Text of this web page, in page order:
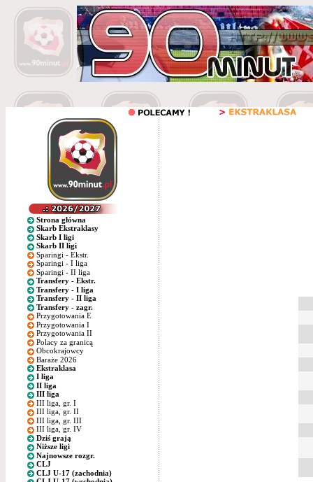
Strona główna
Skarb Ekstraklasy
Skarb I ligi
Skarb II ligi
Sparingi - Ekstr.
Sparingi - I liga
Sparingi - II liga
Transfery - Ekstr.
Transfery - I liga
Transfery - II liga
Transfery - zagr.
Przygotowania E
Przygotowania I
Przygotowania II
Polacy za granicą
Obcokrajowcy
Baraże 2026
Ekstraklasa
I liga
II liga
III liga
III liga, gr. I
III liga, gr. II
III liga, gr. III
III liga, gr. IV
Dziś grają
Niższe ligi
Najnowsze rozgr.
CLJ
CLJ U-17 (zachodnia)